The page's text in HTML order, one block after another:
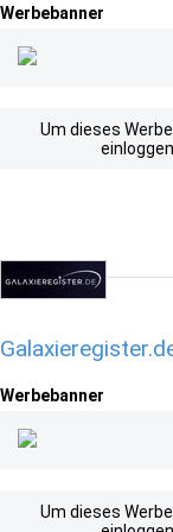
Werbebanner
Um dieses
Werbebanner
Um dieses